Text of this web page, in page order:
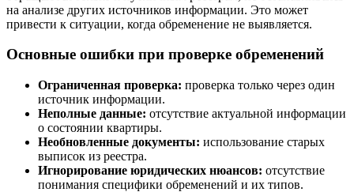
на анализе других источников информации. Это может
привести к ситуации, когда обременение не выявляется.
Основные ошибки при проверке обременений
Ограниченная проверка: проверка только через один
источник информации.
Неполные данные: отсутствие актуальной информации
о состоянии квартиры.
Необновленные документы: использование старых
выписок из реестра.
Игнорирование юридических нюансов: отсутствие
понимания специфики обременений и их типов.